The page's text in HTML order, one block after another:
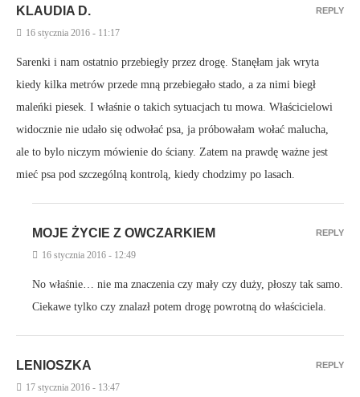
KLAUDIA D.
16 stycznia 2016 - 11:17
Sarenki i nam ostatnio przebiegły przez drogę. Stanęłam jak wryta
kiedy kilka metrów przede mną przebiegało stado, a za nimi biegł
maleńki piesek. I właśnie o takich sytuacjach tu mowa. Właścicielowi
widocznie nie udało się odwołać psa, ja próbowałam wołać malucha,
ale to bylo niczym mówienie do ściany. Zatem na prawdę ważne jest
mieć psa pod szczególną kontrolą, kiedy chodzimy po lasach.
REPLY
MOJE ŻYCIE Z OWCZARKIEM
16 stycznia 2016 - 12:49
No właśnie… nie ma znaczenia czy mały czy duży, płoszy tak samo.
Ciekawe tylko czy znalazł potem drogę powrotną do właściciela.
REPLY
LENIOSZKA
17 stycznia 2016 - 13:47
REPLY